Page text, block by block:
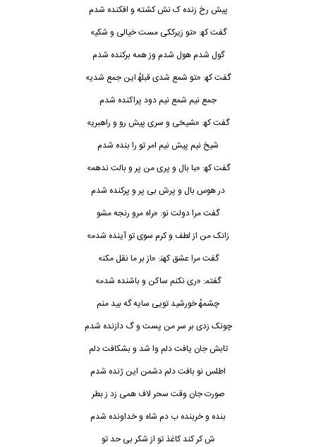
ﭘﻴﺶ رخ زﻧﺪه ک ﻧﺶ ﻛﺸﺘﻪ و اﻓﻜﻨﺪه ﺷﺪم
ﮔﻔﺖ ﻛﻬ: «ﺘﻮ زﻳﺮﻛﻜﻰ ﻣﺴﺖ ﺧﻴﺎﻟﻰ و ﺷﻜﻴ»
ﮔﻮل ﺷﺪم ﻫﻮل ﺷﺪم وز ﻫﻤﻪ ﺑﺮﻛﻨﺪه ﺷﺪم
ﮔﻔﺖ ﻛﻬ: «ﺘﻮ ﺷﻤﻊ ﺷﺪی ﻗﺒﻠﻬٔ اﻳﻦ ﺟﻤﻊ ﺷﺪﻳ»
ﺟﻤﻊ ﻧﻴﻢ ﺷﻤﻊ ﻧﻴﻢ دود ﭘﺮاﻛﻨﺪه ﺷﺪم
ﮔﻔﺖ ﻛﻬ: «ﺸﻴﺨﻰ و ﺳﺮی ﭘﻴﺶ رو و راﻫﺒﺮﻳ»
ﺷﻴﺦ ﻧﻴﻢ ﭘﻴﺶ ﻧﻴﻢ اﻣﺮ ﺗﻮ را ﺑﻨﺪه ﺷﺪم
ﮔﻔﺖ ﻛﻬ: «ﺒﺎ ﺑﺎل و ﭘﺮی ﻣﻦ ﭘﺮ و ﺑﺎﻟﺖ ﻧﺪﻫﻤ»
در ﻫﻮس ﺑﺎل و ﭘﺮش ﺑﻰ ﭘﺮ و ﭘﺮﻛﻨﺪه ﺷﺪم
ﮔﻔﺖ ﻣﺮا دوﻟﺖ ﻧﻮ: «ﺮاه ﻣﺮو رﻧﺠﻪ ﻣﺸﻮ
زاﻧﮏ ﻣﻦ از ﻟﻄﻒ و ﻛﺮم ﺳﻮی ﺗﻮ آﻳﻨﺪه ﺷﺪﻣ»
ﮔﻔﺖ ﻣﺮا ﻋﺸﻖ ﻛﻬﻨ: «ﺎز ﺑﺮ ﻣﺎ ﻧﻘﻞ ﻣﻜﻨ»
ﮔﻔﺘﻤ: «ری ﻧﻜﻨﻢ ﺳﺎﻛﻦ و ﺑﺎﺷﻨﺪه ﺷﺪﻣ»
ﭼﺸﻤﻬٔ ﺧﻮرﺷﻴﺪ ﺗﻮﻳﻰ ﺳﺎﻳﻪ ﮔﻪ ﺑﻴﺪ ﻣﻨﻢ
ﭼﻮﻧﮏ زدی ﺑﺮ ﺳﺮ ﻣﻦ ﭘﺴﺖ و گ دازﻧﺪه ﺷﺪم
ﺗﺎﺑﺶ ﺟﺎن ﻳﺎﻓﺖ دﻟﻢ وا ﺷﺪ و ﺑﺸﻜﺎﻓﺖ دﻟﻢ
اﻃﻠﺲ ﻧﻮ ﺑﺎﻓﺖ دﻟﻢ دﺷﻤﻦ اﻳﻦ ژﻧﺪه ﺷﺪم
ﺻﻮرت ﺟﺎن وﻗﺖ ﺳﺤﺮ ﻟﺎف ﻫﻤﻰ زد ز ﺑﻄﺮ
ﺑﻨﺪه و ﺧﺮﺑﻨﺪه ب دم ﺷﺎه و ﺧﺪاوﻧﺪه ﺷﺪم
ش ﻛﺮ ﻛﻨﺪ ﻛﺎﻏﺬ ﺗﻮ از ﺷﻜﺮ ﺑﻰ ﺣﺪ ﺗﻮ